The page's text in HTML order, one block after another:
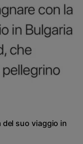
del suo viaggio in